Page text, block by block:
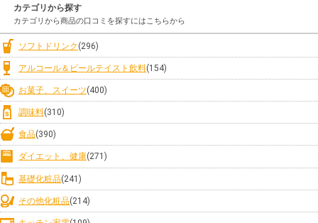
カテゴリから探す
カテゴリから商品の口コミを探すにはこちらから
ソフトドリンク (296)
アルコール＆ビールテイスト飲料(154)
お菓子、スイーツ(400)
調味料(310)
食品(390)
ダイエット、健康(271)
基礎化粧品(241)
その他化粧品(214)